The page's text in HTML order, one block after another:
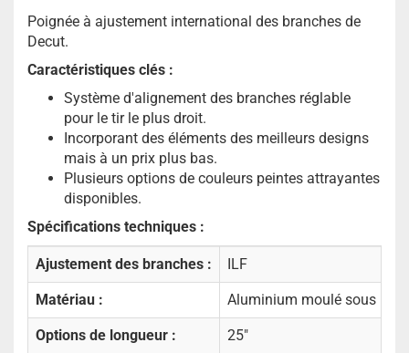
Poignée à ajustement international des branches de
Decut.
Caractéristiques clés :
Système d'alignement des branches réglable
pour le tir le plus droit.
Incorporant des éléments des meilleurs designs
mais à un prix plus bas.
Plusieurs options de couleurs peintes attrayantes
disponibles.
Spécifications techniques :
Ajustement des branches : ILF
Matériau : Aluminium moulé sous
Options de longueur : 25"